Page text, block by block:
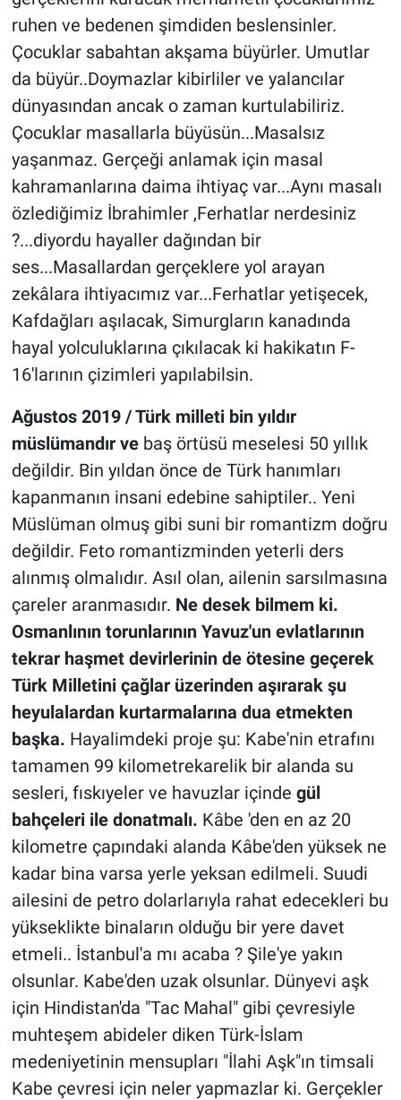
ruhen ve bedenen şimdiden beslensinler.
Çocuklar sabahtan akşama büyürler. Umutlar
da büyür..Doymazlar kibirliler ve yalancılar
dünyasından ancak o zaman kurtulabiliriz.
Çocuklar masallarla büyüsün...Masalsız
yaşanmaz. Gerçeği anlamak için masal
kahramanlarına daima ihtiyaç var...Aynı masalı
özlediğimiz İbrahimler ,Ferhatlar nerdesiniz
?...diyordu hayaller dağından bir
ses...Masallardan gerçeklere yol arayan
zekâlara ihtiyacımız var...Ferhatlar yetişecek,
Kafdağları aşılacak, Simurgların kanadında
hayal yolculuklarına çıkılacak ki hakikatın F-
16'larının çizimleri yapılabilsin.
Ağustos 2019 / Türk milleti bin yıldır
müslümandır vebaş örtüsü meselesi 50 yıllık
değildir. Bin yıldan önce de Türk hanımları
kapanmanın insani edebine sahiptiler.. Yeni
Müslüman olmuş gibi suni bir romantizm doğru
değildir. Feto romantizminden yeterli ders
alınmış olmalıdır. Asıl olan, ailenin sarsılmasına
çareler aranmasıdır. Ne desek bilmem ki.
Osmanlının torunlarının Yavuz'un evlatlarının
tekrar haşmet devirlerinin de ötesine geçerek
Türk Milletini çağlar üzerinden aşırarak şu
heyulalardan kurtarmalarına dua etmekten
başka. Hayalimdeki proje şu: Kabe'nin etrafını
tamamen 99 kilometrekarelik bir alanda su
sesleri, fıskıyeler ve havuzlar içinde gül
bahçeleri ile donatmalı. Kâbe 'den en az 20
kilometre çapındaki alanda Kâbe'den yüksek ne
kadar bina varsa yerle yeksan edilmeli. Suudi
ailesini de petro dolarlarıyla rahat edecekleri bu
yükseklikte binaların olduğu bir yere davet
etmeli.. İstanbul'a mı acaba ? Şile'ye yakın
olsunlar. Kabe'den uzak olsunlar. Dünyevi aşk
için Hindistan'da "Tac Mahal" gibi çevresiyle
muhteşem abideler diken Türk-İslam
medeniyetinin mensupları "İlahi Aşk"ın timsali
Kabe çevresi için neler yapmazlar ki. Gerçekler